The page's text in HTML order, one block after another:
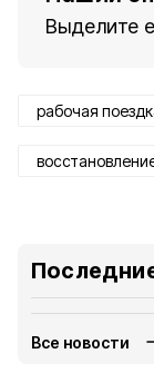
Выделите
рабочая
Все новости